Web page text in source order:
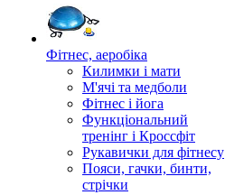
Фітнес, аеробіка
Килимки і мати
М'ячі та медболи
Фітнес і йога
Функціональний
тренінг і Кроссфіт
Рукавички для фітнесу
Пояси, гачки, бинти,
стрічки